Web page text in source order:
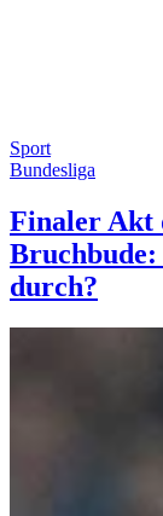
Sport
Bundesliga
Finaler Akt
durch?